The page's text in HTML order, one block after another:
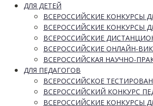
ДЛЯ ДЕТЕЙ
ВСЕРОССИЙСКИЕ КОНКУРСЫ
ВСЕРОССИЙСКИЕ КОНКУРСЫ
ВСЕРОССИЙСКИЕ
ВСЕРОССИЙСКИЕ ОНЛАЙН-
ВСЕРОССИЙСКАЯ НАУЧНО-
ДЛЯ ПЕДАГОГОВ
ВСЕРОССИЙСКОЕ
ВСЕРОССИЙСКИЙ КОНКУРС
ВСЕРОССИЙСКИЕ КОНКУРСЫ